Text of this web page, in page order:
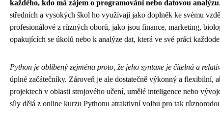
každého, kdo má zájem o programování nebo datovou analýzu
středních a vysokých škol ho využívají jako doplněk ke svému
profesionálové z různých oborů, jako jsou finance, marketing,
opakujících se úkolů nebo k analýze dat, která ve své práci
Python je oblíbený zejména proto, že jeho syntaxe je čitelná a
úplné začátečníky. Zároveň je ale dostatečně výkonný a
projektech v oblasti strojového učení, umělé inteligence nebo
síly dělá z online kurzu Pythonu atraktivní volbu pro tak